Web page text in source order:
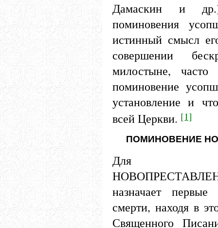
Дамаскин и
поминовения
истинный смысл
совершении
милостыне, часто
поминовение
установление и
всей Церкви. [1]
ПОМИНОВЕНИЕ
Для
назначает
смерти, находя в
Священного